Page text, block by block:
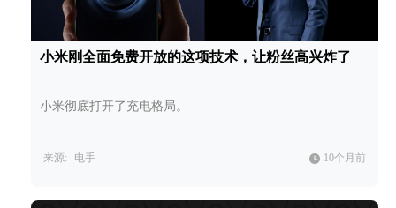
小米刚全面免费开放的这项技术，让粉丝高兴炸了
小米彻底打开了充电格局。
来源: 电手 10个月前